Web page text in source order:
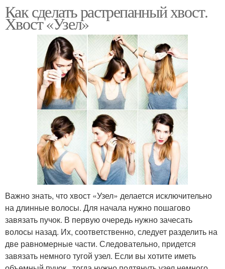
Как сделать растрепанный хвост.
Хвост «Узел»
Важно знать, что хвост «Узел» делается исключительно
на длинные волосы. Для начала нужно пошагово
завязать пучок. В первую очередь нужно зачесать
волосы назад. Их, соответственно, следует разделить на
две равномерные части. Следовательно, придется
завязать немного тугой узел. Если вы хотите иметь